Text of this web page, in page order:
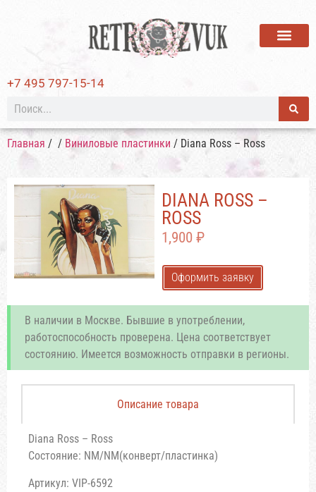
+7 495 797-15-14
Главная / / Виниловые пластинки / Diana Ross – Ross
DIANA ROSS –
ROSS
1,900 ₽
Оформить заявку
В наличии в Москве. Бывшие в употреблении,
работоспособность проверена. Цена соответствует
состоянию. Имеется возможность отправки в регионы.
Описание товара
Diana Ross – Ross
Состояние: NM/NM(конверт/пластинка)
Артикул: VIP-6592